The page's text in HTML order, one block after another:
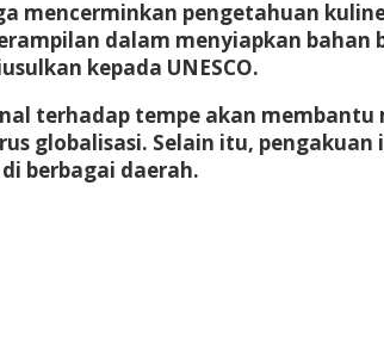
mencerminkan pengetahuan
dalam menyiapkan
kepada UNESCO.
terhadap tempe akan
globalisasi. Selain itu,
berbagai daerah.